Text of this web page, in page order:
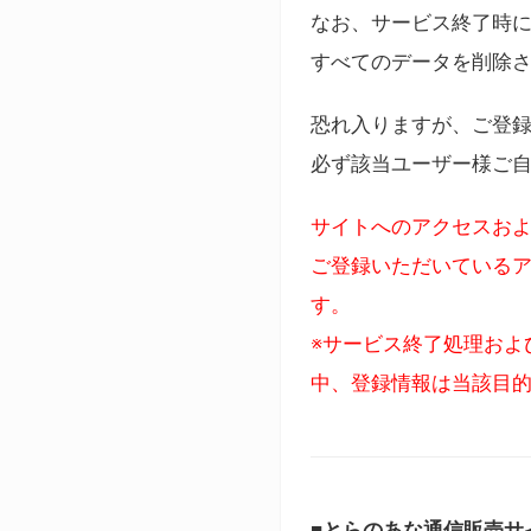
なお、サービス終了時
すべてのデータを削除
恐れ入りますが、ご登
必ず該当ユーザー様ご
サイトへのアクセスお
ご登録いただいている
す。
※サービス終了処理お
中、登録情報は当該目